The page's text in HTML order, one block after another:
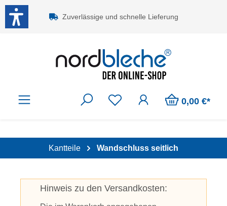
Zum Hauptinhalt springen
Zuverlässige und schnelle Lieferung
0,00 €*
Kantteile Wandschluss seitlich
Hinweis zu den Versandkosten: